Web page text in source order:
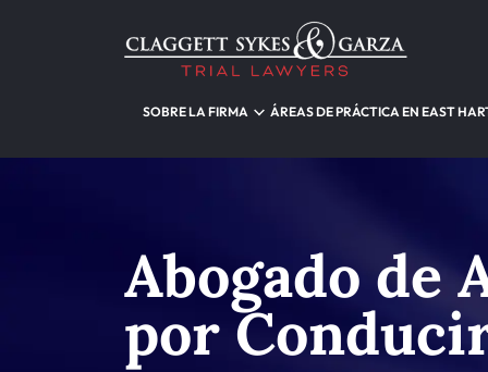
SOBRE LA FIRMA ÁREAS DE PRÁCTICA EN EAST
Abogado de
por